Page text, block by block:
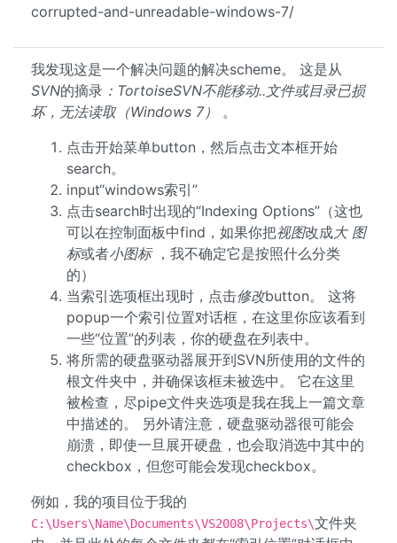
corrupted-and-unreadable-windows-7/
我发现这是一个解决问题的解决scheme。 这是从
SVN的摘录 ：TortoiseSVN不能移动..文件或目录已损
坏，无法读取（Windows 7）
。
点击开始菜单button，然后点击文本框开始
search。
input“windows索引”
点击search时出现的“Indexing Options”（这也
可以在控制面板中find，如果你把视图改成大 图
标或者小图标，我不确定它是按照什么分类
的）
当索引选项框出现时，点击修改button。 这将
popup一个索引位置对话框，在这里你应该看到
一些“位置”的列表，你的硬盘在列表中。
将所需的硬盘驱动器展开到SVN所使用的文件的
根文件夹中，并确保该框未被选中。 它在这里
被检查，尽pipe文件夹选项是我在我上一篇文章
中描述的。 另外请注意，硬盘驱动器很可能会
崩溃，即使一旦展开硬盘，也会取消选中其中的
checkbox，但您可能会发现checkbox。
例如，我的项目位于我的
C:\Users\Name\Documents\VS2008\Projects\文件夹